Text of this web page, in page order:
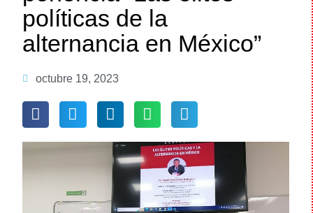
políticas de la
alternancia en México”
octubre 19, 2023